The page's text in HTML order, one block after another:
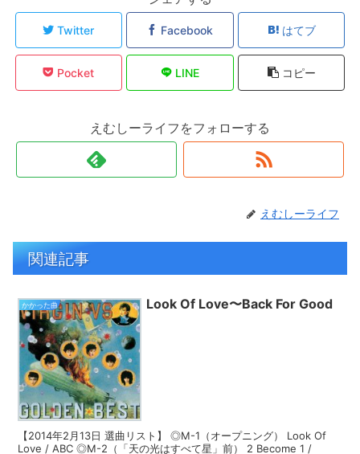
Twitter Facebook はてブ
Pocket LINE コピー
えむしーライフをフォローする
えむしーライフ
関連記事
かかった曲 Look Of Love〜Back For Good
【2014年2月13日 選曲リスト】 ◎M-1（オープニング） Look Of
Love / ABC ◎M-2（「天の光はすべて星」前） 2 Become 1 /